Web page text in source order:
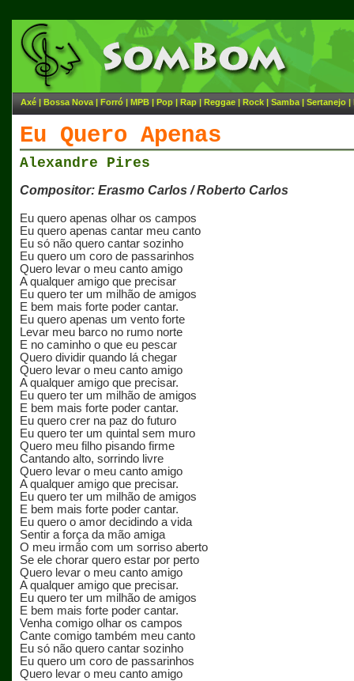
Axé | Bossa Nova | Forró | MPB | Pop | Rap | Reggae | Rock | Samba | Sertanejo |
Eu Quero Apenas
Alexandre Pires
Compositor: Erasmo Carlos / Roberto Carlos
Eu quero apenas olhar os campos
Eu quero apenas cantar meu canto
Eu só não quero cantar sozinho
Eu quero um coro de passarinhos
Quero levar o meu canto amigo
A qualquer amigo que precisar
Eu quero ter um milhão de amigos
E bem mais forte poder cantar.
Eu quero apenas um vento forte
Levar meu barco no rumo norte
E no caminho o que eu pescar
Quero dividir quando lá chegar
Quero levar o meu canto amigo
A qualquer amigo que precisar.
Eu quero ter um milhão de amigos
E bem mais forte poder cantar.
Eu quero crer na paz do futuro
Eu quero ter um quintal sem muro
Quero meu filho pisando firme
Cantando alto, sorrindo livre
Quero levar o meu canto amigo
A qualquer amigo que precisar.
Eu quero ter um milhão de amigos
E bem mais forte poder cantar.
Eu quero o amor decidindo a vida
Sentir a força da mão amiga
O meu irmão com um sorriso aberto
Se ele chorar quero estar por perto
Quero levar o meu canto amigo
A qualquer amigo que precisar.
Eu quero ter um milhão de amigos
E bem mais forte poder cantar.
Venha comigo olhar os campos
Cante comigo também meu canto
Eu só não quero cantar sozinho
Eu quero um coro de passarinhos
Quero levar o meu canto amigo